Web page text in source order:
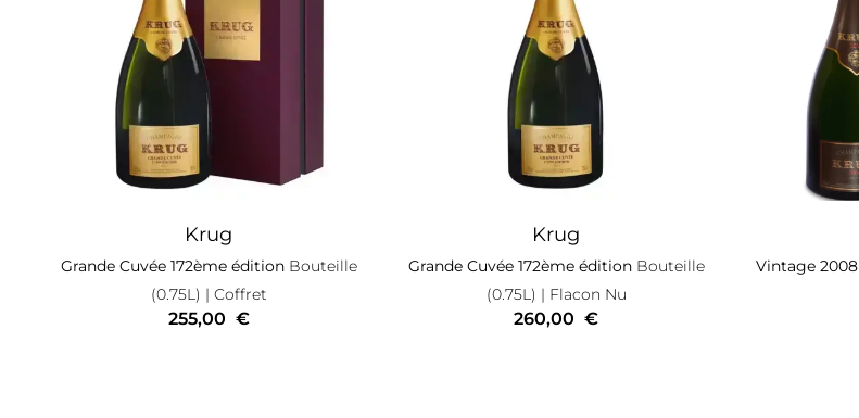
Krug
Grande Cuvée 172ème éditionBouteille
(0.75L) | Coffret
255,00 €
Krug
Grande Cuvée 172ème éditionBouteille
(0.75L) | Flacon Nu
260,00 €
Vintage 2008